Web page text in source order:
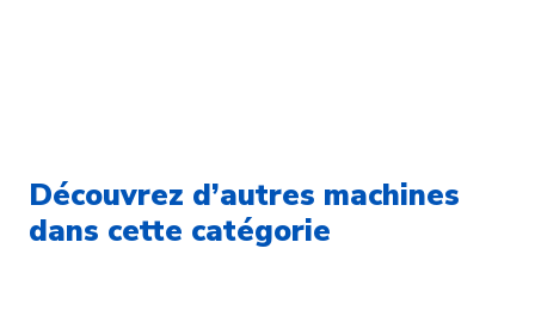
Découvrez d’autres machines
dans cette catégorie